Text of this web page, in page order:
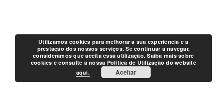
Utilizamos cookies para melhorar a sua experiência e a
prestação dos nossos serviços. Se continuar a navegar,
consideramos que aceita essa utilização. Saiba mais sobre
cookies e consulte a nossa Política de Utilização do website
aqui.
Aceitar